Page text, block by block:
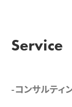
Service
-コンサルティ